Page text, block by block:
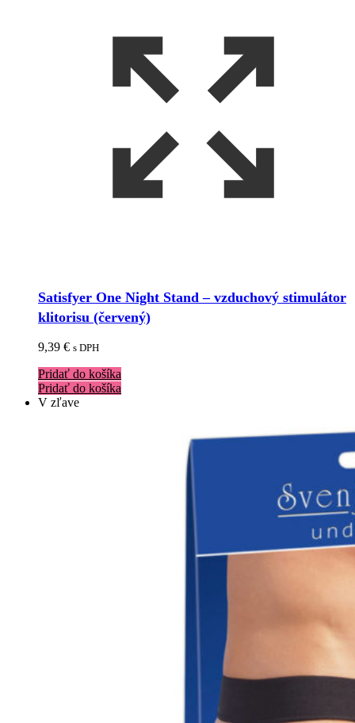
Satisfyer One Night Stand – vzduchový stimulátor
klitorisu (červený)
9,39 € s DPH
Pridať do košíka
Pridať do košíka
V zľave